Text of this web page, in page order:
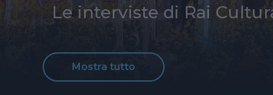
Le interviste di Rai
Mostra tutto